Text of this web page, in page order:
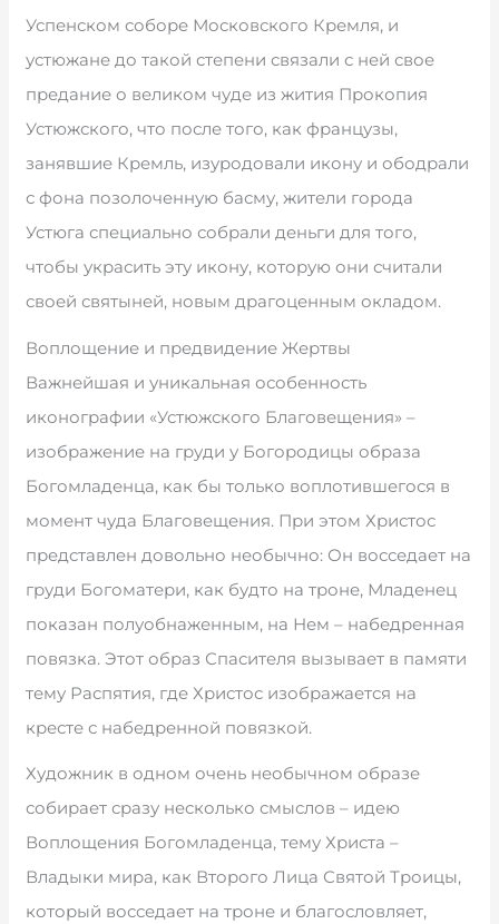
Успенском соборе Московского Кремля, и
устюжане до такой степени связали с ней свое
предание о великом чуде из жития Прокопия
Устюжского, что после того, как французы,
занявшие Кремль, изуродовали икону и ободрали
с фона позолоченную басму, жители города
Устюга специально собрали деньги для того,
чтобы украсить эту икону, которую они считали
своей святыней, новым драгоценным окладом.
Воплощение и предвидение Жертвы
Важнейшая и уникальная особенность
иконографии «Устюжского Благовещения» –
изображение на груди у Богородицы образа
Богомладенца, как бы только воплотившегося в
момент чуда Благовещения. При этом Христос
представлен довольно необычно: Он восседает на
груди Богоматери, как будто на троне, Младенец
показан полуобнаженным, на Нем – набедренная
повязка. Этот образ Спасителя вызывает в памяти
тему Распятия, где Христос изображается на
кресте с набедренной повязкой.
Художник в одном очень необычном образе
собирает сразу несколько смыслов – идею
Воплощения Богомладенца, тему Христа –
Владыки мира, как Второго Лица Святой Троицы,
который восседает на троне и благословляет,